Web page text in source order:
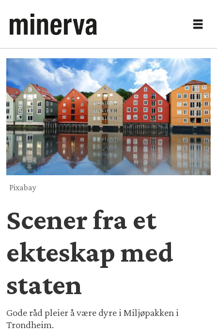
Pixabay
Scener fra et
ekteskap med
staten
Gode råd pleier å være dyre i Miljøpakken i
Trondheim.